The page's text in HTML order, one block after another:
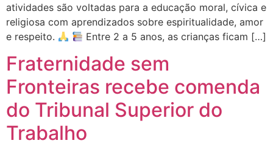
atividades são voltadas para a educação moral, cívica e
religiosa com aprendizados sobre espiritualidade, amor
e respeito.
Entre 2 a 5 anos, as crianças ficam […]
Fraternidade sem
Fronteiras recebe comenda
do Tribunal Superior do
Trabalho